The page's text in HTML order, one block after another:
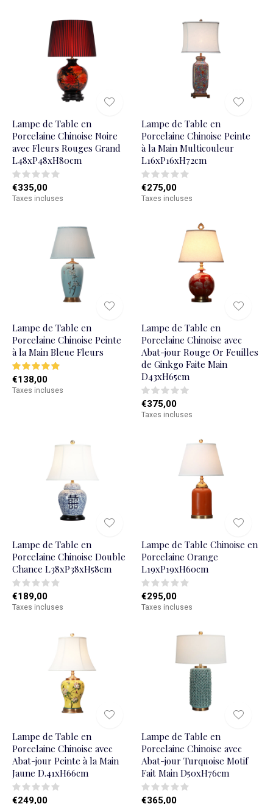
Lampe de Table en
Porcelaine Chinoise Noire
avec Fleurs Rouges Grand
L48xP48xH80cm
€335,00
Taxes incluses
Lampe de Table en
Porcelaine Chinoise Peinte
à la Main Multicouleur
L16xP16xH72cm
€275,00
Taxes incluses
Lampe de Table en
Porcelaine Chinoise Peinte
à la Main Bleue Fleurs
€138,00
Taxes incluses
Lampe de Table en
Porcelaine Chinoise avec
Abat-jour Rouge Or Feuilles
de Ginkgo Faite Main
D43xH65cm
€375,00
Taxes incluses
Lampe de Table en
Porcelaine Chinoise Double
Chance L38xP38xH58cm
€189,00
Taxes incluses
Lampe de Table Chinoise en
Porcelaine Orange
L19xP19xH60cm
€295,00
Taxes incluses
Lampe de Table en
Porcelaine Chinoise avec
Abat-jour Peinte à la Main
Jaune D.41xH66cm
€249,00
Lampe de Table en
Porcelaine Chinoise avec
Abat-jour Turquoise Motif
Fait Main D50xH76cm
€365,00